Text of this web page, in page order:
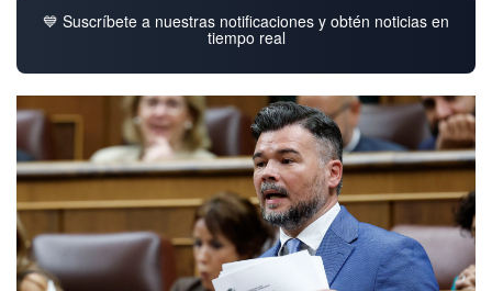
💙 Suscríbete a nuestras notificaciones y obtén noticias en
tiempo real